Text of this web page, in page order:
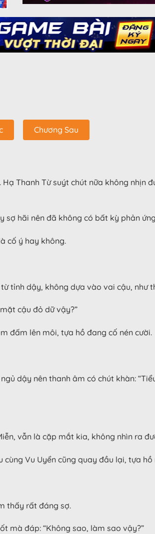
Chương Sau
Thanh Từ suýt chút nữa không nhịn
hãi nên đã không có bất kỳ phản
cố ý hay không.
tỉnh dậy, không dựa vào vai cậu, như
cậu đỏ dữ vậy?”
đấm lên môi, tựa hồ đang cố nén cười.
dậy nên thanh âm có chút khàn:
vẫn là cặp mắt kia, không nhìn ra
Vu Uyển cũng quay đầu lại, tựa
thấy rất đáng sợ.
mà đáp: “Không sao, làm sao vậy?”